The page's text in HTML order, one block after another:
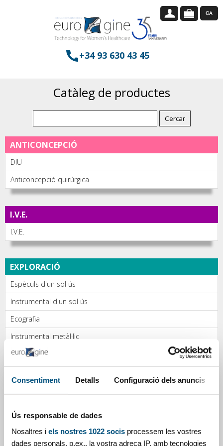
Consentiment Detalls Configuració dels anuncis
Ús responsable de dades
Nosaltres i els nostres 1022 socis processem les vostres
dades personals, p.ex., la vostra adreça IP, amb tecnologies
+34 93 630 43 45
Catàleg de productes
ANTICONCEPCIÓ
DIU
Anticoncepció quirúrgica
I.V.E.
I.V.E.
EXPLORACIÓ
Espèculs d'un sol ús
Instrumental d'un sol ús
Ecografia
Instrumental metàl·lic
PROTECCIÓ I HIGIENE